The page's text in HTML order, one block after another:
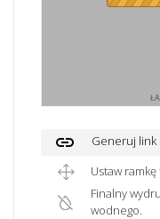
link
Generuj link
Ustaw
Finalny
wodnego.